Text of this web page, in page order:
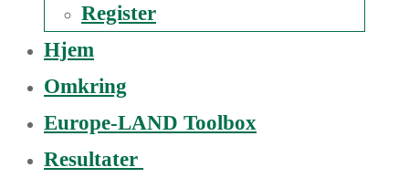
Register
Hjem
Omkring
Europe-LAND Toolbox
Resultater